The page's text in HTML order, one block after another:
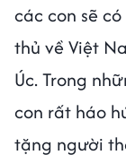
các con sẽ
thủ về Việt
Úc. Trong
con rất háo
tặng người